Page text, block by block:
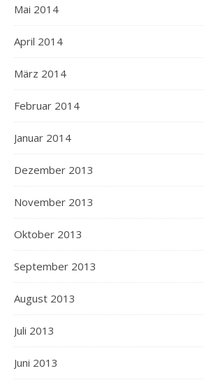
Mai 2014
April 2014
März 2014
Februar 2014
Januar 2014
Dezember 2013
November 2013
Oktober 2013
September 2013
August 2013
Juli 2013
Juni 2013